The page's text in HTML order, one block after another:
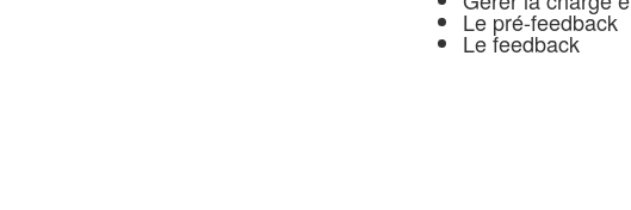
Le pré-feedback
Le feedback